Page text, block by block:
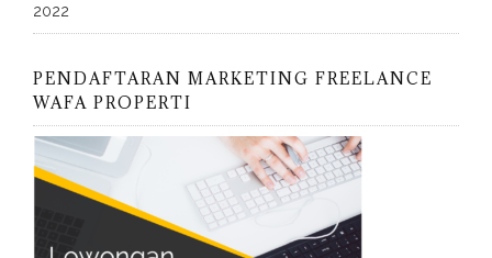
2022
PENDAFTARAN MARKETING FREELANCE
WAFA PROPERTI